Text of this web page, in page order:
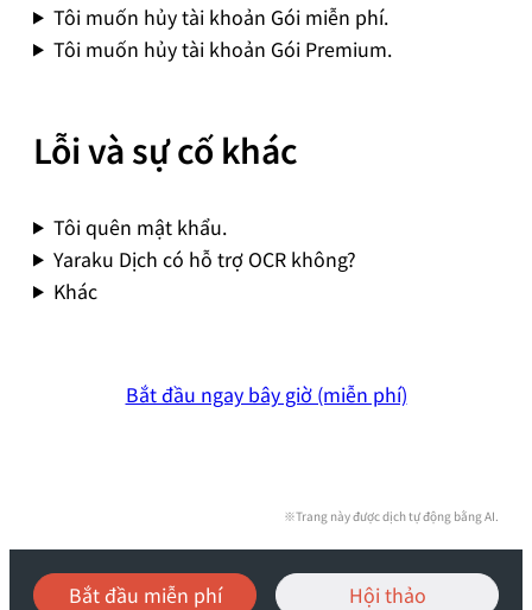
Tôi muốn hủy tài khoản Gói miễn phí.
Tôi muốn hủy tài khoản Gói Premium.
Lỗi và sự cố khác
Tôi quên mật khẩu.
Yaraku Dịch có hỗ trợ OCR không?
Khác
Bắt đầu ngay bây giờ (miễn phí)
※Trang này được dịch tự động bằng AI.
Bắt đầu miễn phí Hội thảo